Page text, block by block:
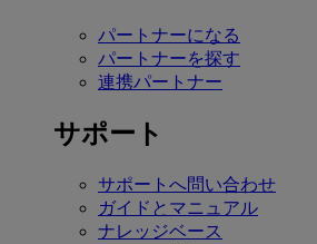
パートナーになる
パートナーを探す
連携パートナー
サポート
サポートへ問い合わせ
ガイドとマニュアル
ナレッジベース